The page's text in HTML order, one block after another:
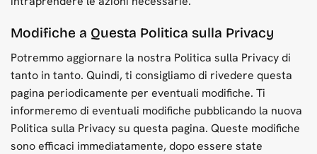
Modifiche a Questa Politica sulla Privacy
Potremmo aggiornare la nostra Politica sulla Privacy di
tanto in tanto. Quindi, ti consigliamo di rivedere questa
pagina periodicamente per eventuali modifiche. Ti
informeremo di eventuali modifiche pubblicando la nuova
Politica sulla Privacy su questa pagina. Queste modifiche
sono efficaci immediatamente, dopo essere state